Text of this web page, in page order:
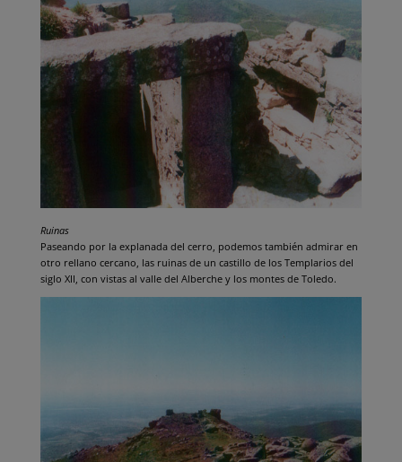
Ruinas
Paseando por la explanada del cerro, podemos también admirar en
otro rellano cercano, las ruinas de un castillo de los Templarios del
siglo XII, con vistas al valle del Alberche y los montes de Toledo.